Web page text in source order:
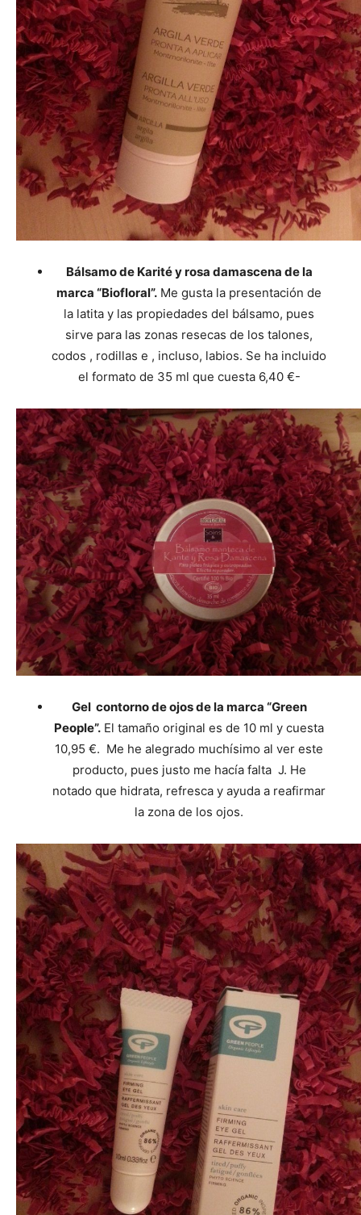
Bálsamo de Karité y rosa damascena de la
marca “Biofloral”. Me gusta la presentación de
la latita y las propiedades del bálsamo, pues
sirve para las zonas resecas de los talones,
codos , rodillas e , incluso, labios. Se ha incluido
el formato de 35 ml que cuesta 6,40 €-
Gel contorno de ojos de la marca “Green
People”. El tamaño original es de 10 ml y cuesta
10,95 €. Me he alegrado muchísimo al ver este
producto, pues justo me hacía falta J. He
notado que hidrata, refresca y ayuda a reafirmar
la zona de los ojos.